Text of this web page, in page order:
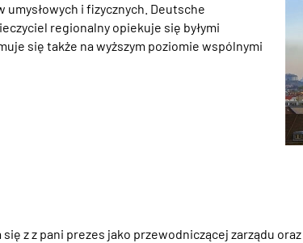
i fizycznych. Deutsche
regionalny opiekuje się byłymi
się także na wyższym poziomie wspólnymi
z z pani prezes jako przewodniczącej zarządu